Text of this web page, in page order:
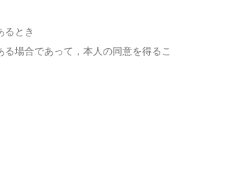
るとき
場合であって，本人の同意を得るこ